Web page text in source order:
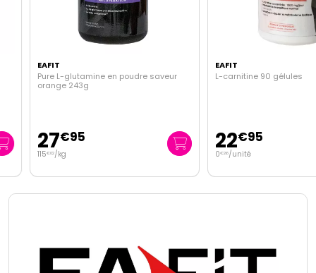
EAFIT
Pure L-glutamine en poudre saveur
orange 243g
27€95
/kg
EAFIT
L-carnitine 90 gélules
22€95
/unité